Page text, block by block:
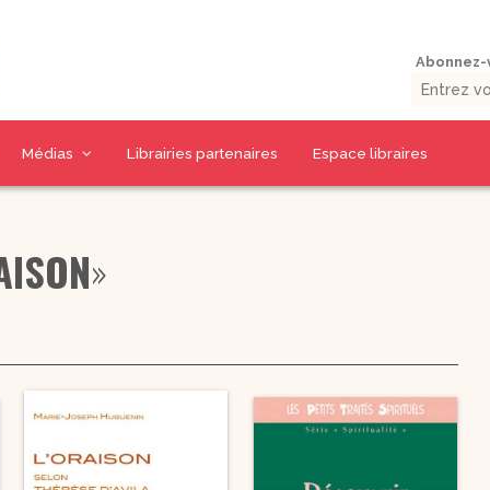
Bible
spirituels –
charismes- Série II
Sacrements
dans l’esprit
Dieu
Médias
La presse en parle
Librairies partenaires Espace libraires
»